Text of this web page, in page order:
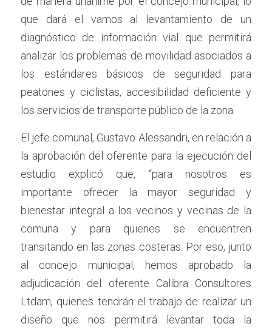
que dará el vamos al levantamiento de un
diagnóstico de información vial que permitirá
analizar los problemas de movilidad asociados a
los estándares básicos de seguridad para
peatones y ciclistas, accesibilidad deficiente y
los servicios de transporte público de la zona.
El jefe comunal, Gustavo Alessandri, en relación a
la aprobación del oferente para la ejecución del
estudio explicó que, “para nosotros es
importante ofrecer la mayor seguridad y
bienestar integral a los vecinos y vecinas de la
comuna y para quienes se encuentren
transitando en las zonas costeras. Por eso, junto
al concejo municipal, hemos aprobado la
adjudicación del oferente Calibra Consultores
Ltdam, quienes tendrán el trabajo de realizar un
diseño que nos permitirá levantar toda la